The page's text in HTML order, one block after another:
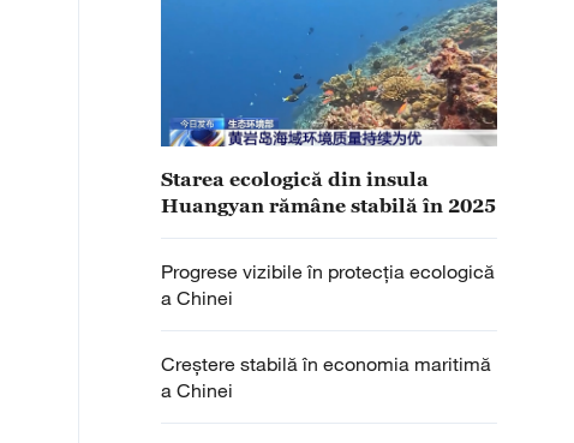
Starea ecologică din insula
Huangyan rămâne stabilă în 2025
Progrese vizibile în protecția ecologică
a Chinei
Creștere stabilă în economia maritimă
a Chinei